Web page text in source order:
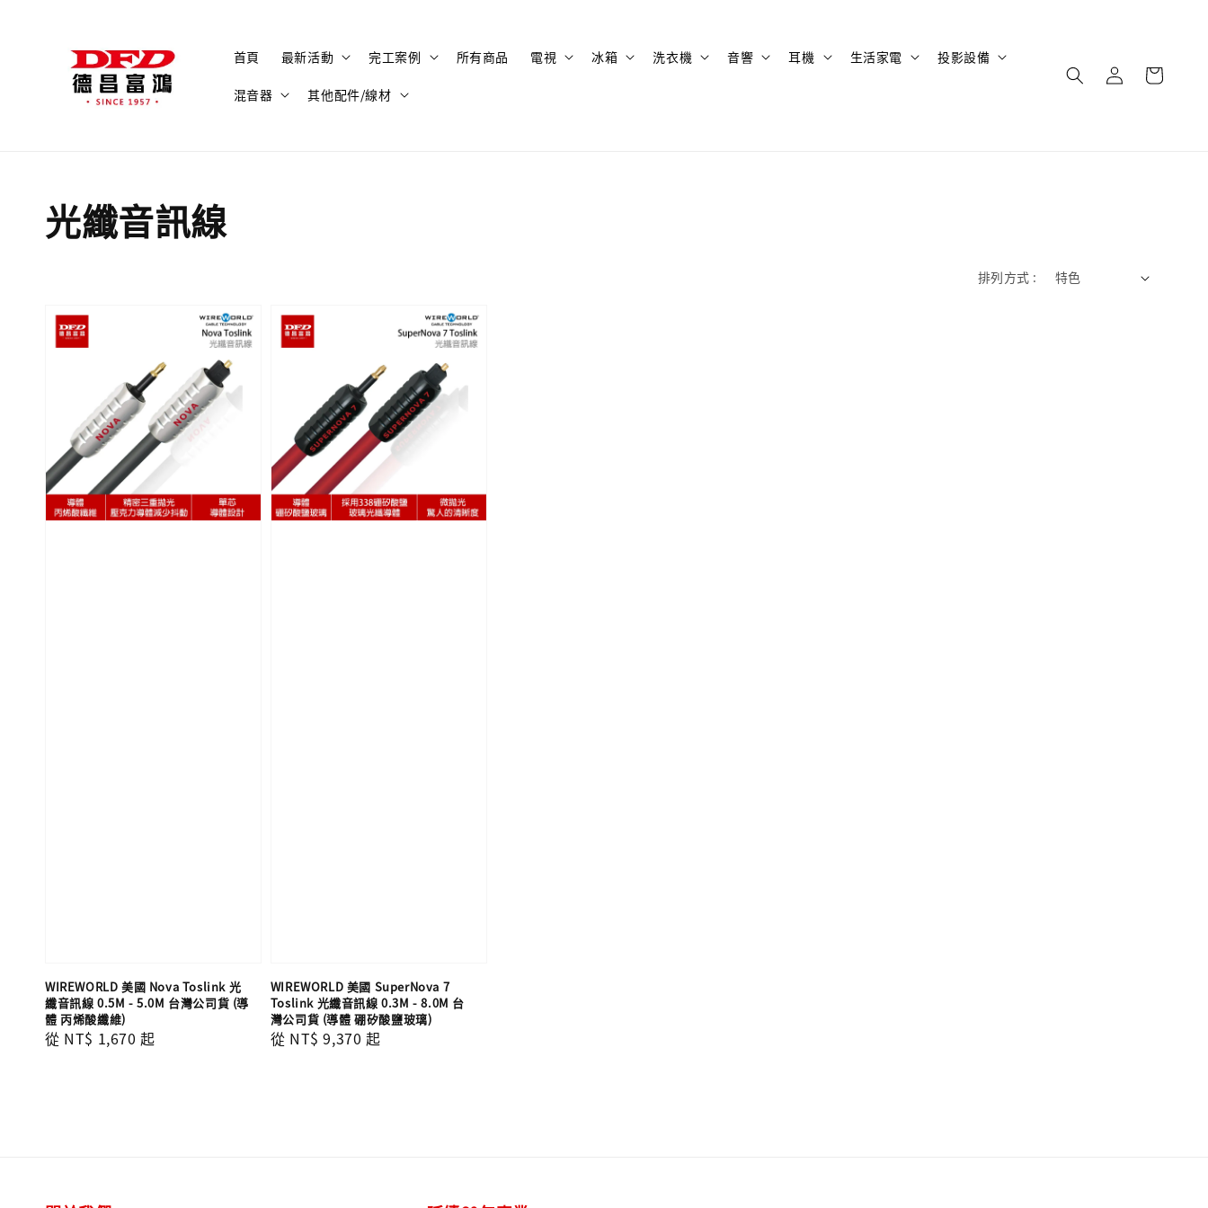
首頁 最新活動 完工案例 所有商品 電視 冰箱 洗衣機 音響 耳機 生活家電 投影設備
混音器 其他配件/線材
光纖音訊線
排列方式 :
WIREWORLD 美國 Nova Toslink 光
纖音訊線 0.5M - 5.0M 台灣公司貨 (導
體 丙烯酸纖維)
Regular
從 NT$ 1,670 起
WIREWORLD 美國 SuperNova 7
Toslink 光纖音訊線 0.3M - 8.0M 台
灣公司貨 (導體 硼矽酸鹽玻璃)
Regular
從 NT$ 9,370 起